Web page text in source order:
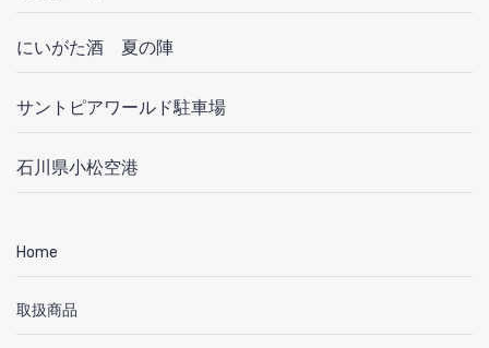
にいがた酒 夏の陣
サントピアワールド駐車場
石川県小松空港
Home
取扱商品